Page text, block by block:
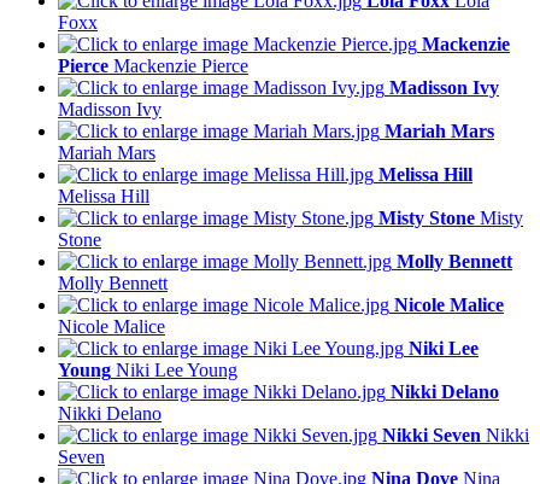
Foxx
Mackenzie
Pierce Mackenzie Pierce
Madisson Ivy
Madisson Ivy
Mariah Mars
Mariah Mars
Melissa Hill
Melissa Hill
Misty Stone Misty
Stone
Molly Bennett
Molly Bennett
Nicole Malice
Nicole Malice
Niki Lee
Young Niki Lee Young
Nikki Delano
Nikki Delano
Nikki Seven Nikki
Seven
Nina Dove Nina